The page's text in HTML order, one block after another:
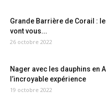
Grande Barrière de Corail :
vont vous...
26 octobre 2022
Nager avec les dauphins en
l’incroyable expérience
19 octobre 2022